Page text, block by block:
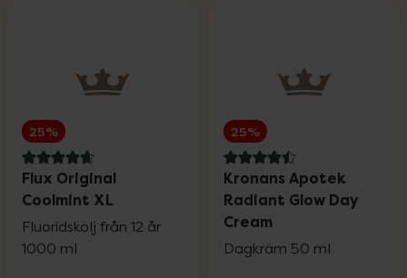
25%
4.8 av 5 i omdöme
Flux Original
Coolmint XL
Fluoridskölj från 12 år
1000 ml
25%
4.5 av 5 i omdöme
Kronans Apotek
Radiant Glow Day
Cream
Dagkräm 50 ml